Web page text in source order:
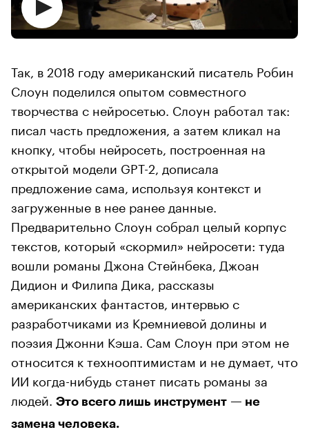
Так, в 2018 году американский писатель Робин
Слоун поделился опытом совместного
творчества с нейросетью. Слоун работал так:
писал часть предложения, а затем кликал на
кнопку, чтобы нейросеть, построенная на
открытой модели GPT-2, дописала
предложение сама, используя контекст и
загруженные в нее ранее данные.
Предварительно Слоун собрал целый корпус
текстов, который «скормил» нейросети: туда
вошли романы Джона Стейнбека, Джоан
Дидион и Филипа Дика, рассказы
американских фантастов, интервью с
разработчиками из Кремниевой долины и
поэзия Джонни Кэша. Сам Слоун при этом не
относится к технооптимистам и не думает, что
ИИ когда-нибудь станет писать романы за
людей.
Это всего лишь инструмент — не
замена человека.